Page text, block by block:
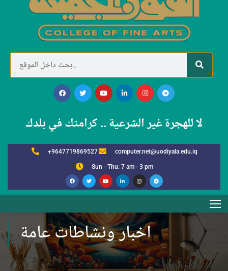
لا للهجرة غير الشرعية .. كرامتك في بلدك
+9647719869527 computer.net@uodiyala.edu.iq
Sun - Thu: 7 am - 3 pm
اخبار ونشاطات عامة